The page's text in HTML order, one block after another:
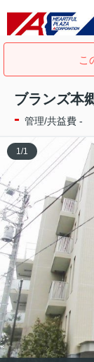
こ
ブランズ本
- 管理/共益費 -
1/1